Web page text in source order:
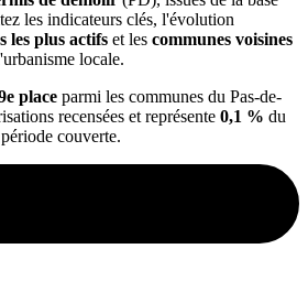
les indicateurs clés, l'évolution
les plus actifs et les communes voisines
locale.
place parmi les communes du Pas-de-
recensées et représente 0,1 % du
couverte.